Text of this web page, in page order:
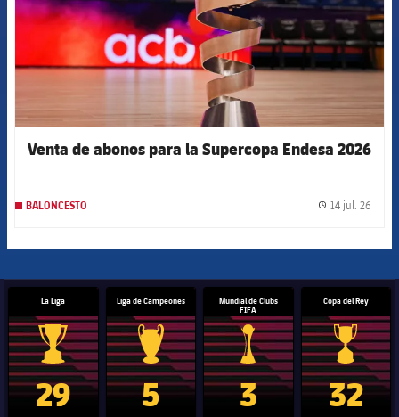
Venta de abonos para la Supercopa Endesa 2026
BALONCESTO 14 jul. 26
La Liga
Trofeo de La Liga
29
Liga de Campeones
Trofeo de la Liga de Campeones
5
Mundial de Clubs
FIFA
Trofeo del Mundial de
3
Copa del Rey
Copa del
32